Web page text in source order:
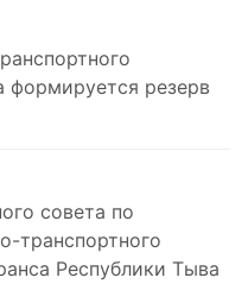
формируется резерв
совета по
транспортного
Республики Тыва